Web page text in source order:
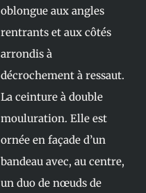
oblongue aux angles
rentrants et aux côtés
arrondis à
décrochement à ressaut.
La ceinture à double
mouluration. Elle est
ornée en façade d’un
bandeau avec, au centre,
un duo de nœuds de